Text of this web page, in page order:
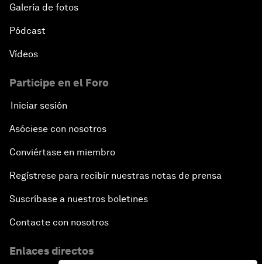
Galería de fotos
Pódcast
Vídeos
Participe en el Foro
Iniciar sesión
Asóciese con nosotros
Conviértase en miembro
Regístrese para recibir nuestras notas de prensa
Suscríbase a nuestros boletines
Contacte con nosotros
Enlaces directos